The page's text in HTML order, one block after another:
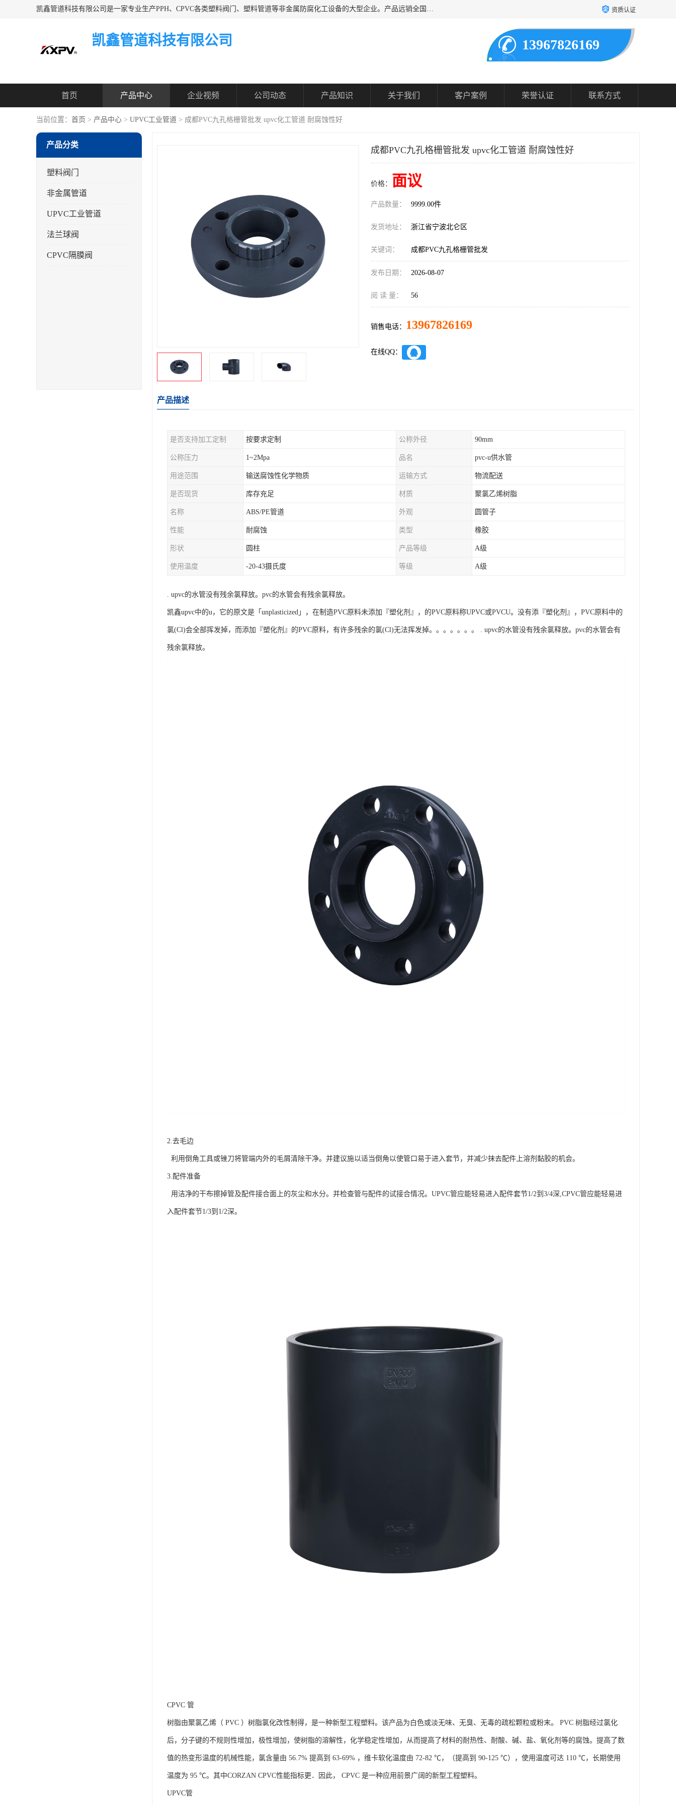
凯鑫管道科技有限公司是一家专业生产PPH、CPVC各类塑料阀门、塑料管道等非金属防腐化工设备的大型企业。产品远销全国三十一个省、市、自治区,广泛应用于化工、石油、氯碱、染料、制药、农药等行业，深受广大用户欢迎，是目前国内生产化工泵、阀门规模较大的生产基地之一。 资质认证
凯鑫管道科技有限公司 13967826169
首页 产品中心 企业视频 公司动态 产品知识 关于我们 客户案例 荣誉认证 联系方式
当前位置： 首页 > 产品中心 > UPVC工业管道 > 成都PVC九孔格栅管批发 upvc化工管道 耐腐蚀性好
产品分类
塑料阀门
非金属管道
UPVC工业管道
法兰球阀
CPVC隔膜阀
成都PVC九孔格栅管批发 upvc化工管道 耐腐蚀性好
价格： 面议
产品数量： 9999.00件
发货地址： 浙江省宁波北仑区
关键词： 成都PVC九孔格栅管批发
发布日期： 2026-08-07
阅 读 量： 56
销售电话： 13967826169
在线QQ：
产品描述
是否支持加工定制 按要求定制 公称外径 90mm
公称压力 1~2Mpa 品名 pvc-u供水管
用途范围 输送腐蚀性化学物质 运输方式 物流配送
是否现货 库存充足 材质 聚氯乙烯树脂
名称 ABS/PE管道 外观 圆管子
性能 耐腐蚀 类型 橡胶
形状 圆柱 产品等级 A级
使用温度 -20-43摄氏度 等级 A级
. upvc的水管没有残余氯释放。pvc的水管会有残余氯释放。
凯鑫upvc中的u，它的原文是「unplasticized」，在制造PVC原料未添加『塑化剂』，的PVC原料称UPVC或PVCU。没有添『塑化剂』，PVC原料中的
氯(Cl)会全部挥发掉，而添加『塑化剂』的PVC原料，有许多残余的氯(Cl)无法挥发掉。。。。。。。 . upvc的水管没有残余氯释放。pvc的水管会有
残余氯释放。
2.去毛边
利用倒角工具或锉刀将管端内外的毛屑清除干净。并建议施以适当倒角以使管口易于进入套节，并减少抹去配件上溶剂黏胶的机会。
3.配件准备
用洁净的干布擦掉管及配件接合面上的灰尘和水分。并检查管与配件的试接合情况。UPVC管应能轻易进入配件套节1/2到3/4深,CPVC管应能轻易进
入配件套节1/3到1/2深。
CPVC 管
树脂由聚氯乙烯（ PVC ）树脂氯化改性制得，是一种新型工程塑料。该产品为白色或淡无味、无臭、无毒的疏松颗粒或粉末。 PVC 树脂经过氯化
后，分子键的不规则性增加，极性增加，使树脂的溶解性，化学稳定性增加，从而提高了材料的耐热性、耐酸、碱、盐、氧化剂等的腐蚀。提高了数
值的热变形温度的机械性能，氯含量由 56.7% 提高到 63-69% ，维卡软化温度由 72-82 ℃，（提高到 90-125 ℃），使用温度可达 110 ℃，长期使用
温度为 95 ℃。其中CORZAN CPVC性能指标更．因此， CPVC 是一种应用前景广阔的新型工程塑料。
UPVC管